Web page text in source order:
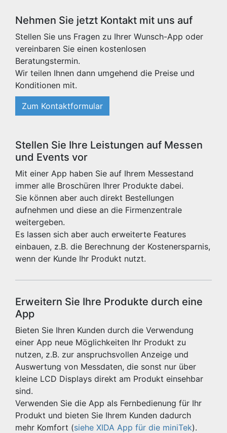
Nehmen Sie jetzt Kontakt mit uns auf
Stellen Sie uns Fragen zu Ihrer Wunsch-App oder
vereinbaren Sie einen kostenlosen
Beratungstermin.
Wir teilen Ihnen dann umgehend die Preise und
Konditionen mit.
Zum Kontaktformular
Stellen Sie Ihre Leistungen auf Messen
und Events vor
Mit einer App haben Sie auf Ihrem Messestand
immer alle Broschüren Ihrer Produkte dabei.
Sie können aber auch direkt Bestellungen
aufnehmen und diese an die Firmenzentrale
weitergeben.
Es lassen sich aber auch erweiterte Features
einbauen, z.B. die Berechnung der Kostenersparnis,
wenn der Kunde Ihr Produkt nutzt.
Erweitern Sie Ihre Produkte durch eine
App
Bieten Sie Ihren Kunden durch die Verwendung
einer App neue Möglichkeiten Ihr Produkt zu
nutzen, z.B. zur anspruchsvollen Anzeige und
Auswertung von Messdaten, die sonst nur über
kleine LCD Displays direkt am Produkt einsehbar
sind.
Verwenden Sie die App als Fernbedienung für Ihr
Produkt und bieten Sie Ihrem Kunden dadurch
mehr Komfort (siehe XIDA App für die miniTek).